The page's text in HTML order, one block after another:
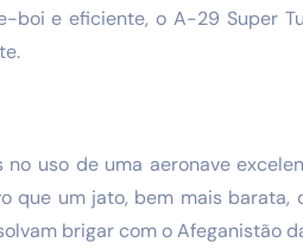
e eficiente, o A-29 Super
uso de uma aeronave
que um jato, bem mais barata,
brigar com o Afeganistão